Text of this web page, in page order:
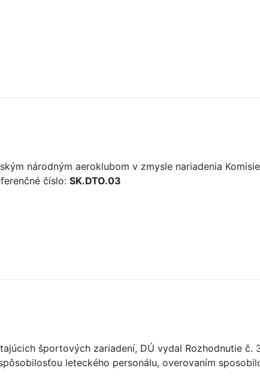
národným aeroklubom v zmysle nariadenia Komisie
číslo: SK.DTO.03
športových zariadení, DÚ vydal Rozhodnutie
leteckého personálu, overovaním